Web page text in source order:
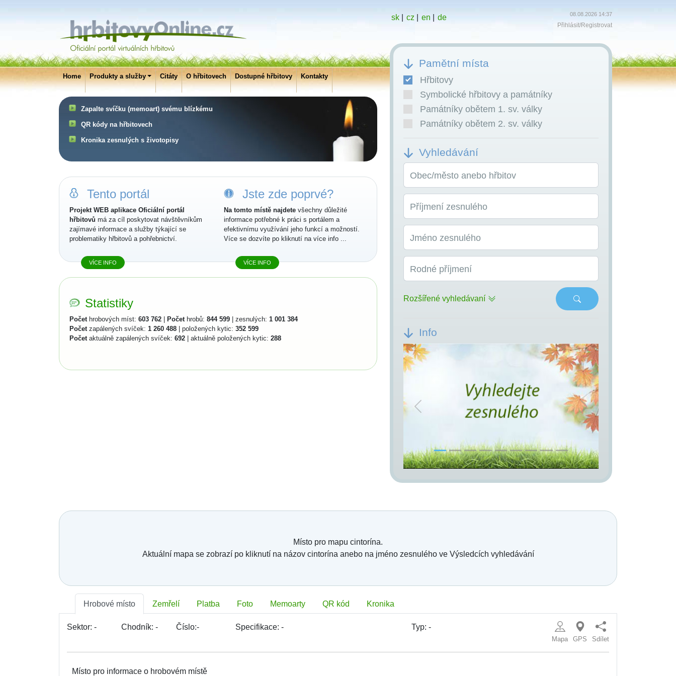
Home Produkty a služby Citáty O hřbitovech Dostupné hřbitovy Kontakty
Zapalte svíčku (memoart) svému blízkému
QR kódy na hřbitovech
Kronika zesnulých s životopisy
sk| cz en de 08.08.2026 14:37
Přihlásit/Registrovat
Pamětní místa
Hřbitovy
Symbolické hřbitovy a památníky
Památníky obětem 1. sv. války
Památníky obětem 2. sv. války
Vyhledávání
Obec/město anebo hřbitov
Příjmení zesnulého
Jméno zesnulého
Rodné příjmení
Rozšířené vyhledávaní
Info
Previous Next
Tento portál
Projekt WEB aplikace Oficiální portál
hřbitovů má za cíl poskytovat návštěvníkům
zajímavé informace a služby týkající se
problematiky hřbitovů a pohřebnictví.
VÍCE INFO
Jste zde poprvé?
Na tomto místě najdete všechny důležité
informace potřebné k práci s portálem a
efektivnímu využívání jeho funkcí a možností.
Více se dozvíte po kliknutí na více info ...
VÍCE INFO
Statistiky
Počethrobových míst: 603 762 Počethrobů: 844 599 | zesnulých: 1 001 384
Početzapálených svíček: 1 260 488 | položených kytic: 352 599
Početaktuálně zapálených svíček: 692 | aktuálně položených kytic: 288
Místo pro mapu cintorína.
Aktuální mapa se zobrazí po kliknutí na názov cintorína anebo na jméno zesnulého ve Výsledcích vyhledávání
Hrobové místo Zemřelí Platba Foto Memoarty QR kód Kronika
Sektor: - Chodník:- Číslo:- Specifikace:- Typ: -
Mapa GPS Sdílet
Místo pro informace o hrobovém místě